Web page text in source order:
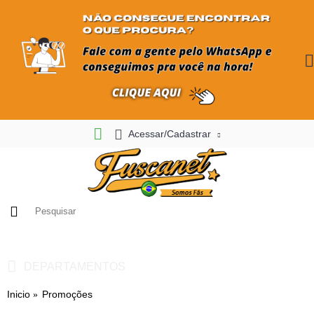
Acessar/Cadastrar
Inicio Promoções